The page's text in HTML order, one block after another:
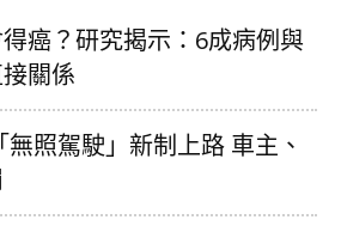
癌？研究揭示：6成病例與
關係
照駕駛」新制上路 車主、